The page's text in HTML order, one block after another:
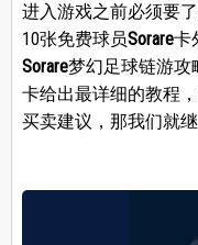
进入游戏之前必须要
10张免费球员Sorare卡
Sorare梦幻足球链游攻
卡给出最详细的教程
买卖建议，那我们就继